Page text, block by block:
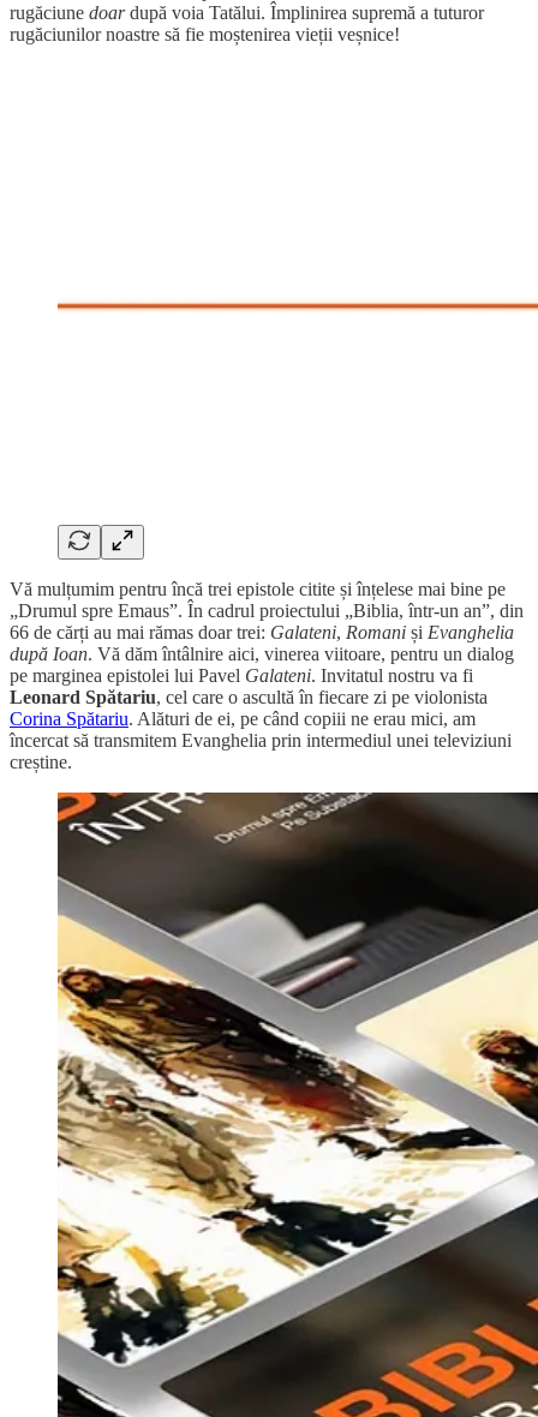
rugăciune doardupă voia Tatălui. Împlinirea supremă a tuturor
rugăciunilor noastre să fie moștenirea vieții veșnice!
Vă mulțumim pentru încă trei epistole citite și înțelese mai bine pe
„Drumul spre Emaus”. În cadrul proiectului „Biblia, într-un an”, din
66 de cărți au mai rămas doar trei: Galateni, Romani și Evanghelia
după Ioan. Vă dăm întâlnire aici, vinerea viitoare, pentru un dialog
pe marginea epistolei lui Pavel Galateni. Invitatul nostru va fi
Leonard Spătariu, cel care o ascultă în fiecare zi pe violonista
Corina Spătariu. Alături de ei, pe când copiii ne erau mici, am
încercat să transmitem Evanghelia prin intermediul unei televiziuni
creștine.